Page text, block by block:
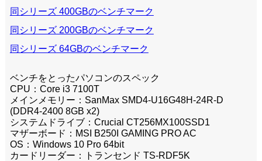
同シリーズ 400GBのベンチマーク
同シリーズ 200GBのベンチマーク
同シリーズ 64GBのベンチマーク
ベンチをとったパソコンのスペック
CPU：Core i3 7100T
メインメモリー：SanMax SMD4-U16G48H-24R-D
(DDR4-2400 8GB x2)
システムドライブ：Crucial CT256MX100SSD1
マザーボード：MSI B250I GAMING PRO AC
OS：Windows 10 Pro 64bit
カードリーダー：トランセンド TS-RDF5K